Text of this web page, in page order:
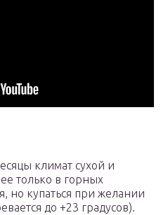
климат сухой и
только в горных
но купаться при желании
до +23 градусов).